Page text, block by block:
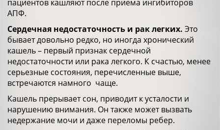
пациентов кашляют после приема ингибиторов
АПФ.
Сердечная недостаточность и рак легких. Это
бывает довольно редко, но иногда хронический
кашель – первый признак сердечной
недостаточности или рака легкого. К счастью, менее
серьезные состояния, перечисленные выше,
встречаются намного чаще.
Кашель прерывает сон, приводит к усталости и
нарушению внимания. Он также может вызвать
недержание мочи и даже переломы ребер.